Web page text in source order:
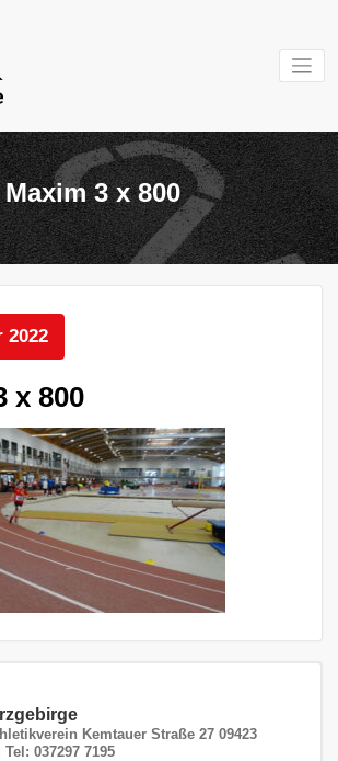
e.V.
Mein Verein im
Maxim 3 x 800
2022
x 800
Kemtauer Straße 27 09423
Tel: 037297 7195